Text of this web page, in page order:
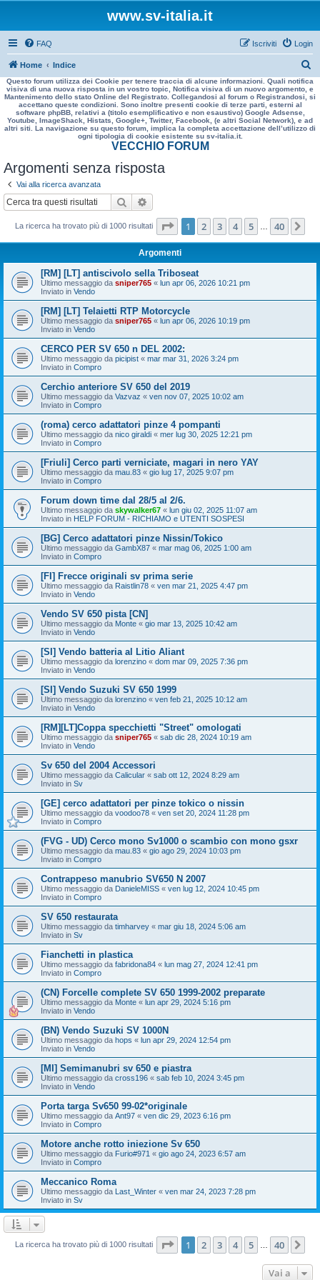
www.sv-italia.it
FAQ Login
Iscriviti
Home Indice
e
r
a
Questo forum utilizza dei Cookie per tenere traccia di alcune informazioni. Quali notifica
visiva di una nuova risposta in un vostro topic, Notifica visiva di un nuovo argomento, e
Mantenimento dello stato Online del Registrato. Collegandosi al forum o Registrandosi, si
accettano queste condizioni. Sono inoltre presenti cookie di terze parti, esterni al
software phpBB, relativi a (titolo esemplificativo e non esaustivo) Google Adsense,
Youtube, ImageShack, Histats, Google+, Twitter, Facebook, (e altri Social Network), e ad
altri siti. La navigazione su questo forum, implica la completa accettazione dell’utilizzo di
ogni tipologia di cookie esistente su sv-italia.it.
VECCHIO FORUM
Argomenti senza risposta
Vai alla ricerca avanzata
Cerca
La ricerca ha trovato più di 1000 risultati Pagina di 40
1 2 3 4 5 40
Argomenti
[RM] [LT] antiscivolo sella Triboseat
Ultimo messaggio da sniper765 « lun apr 06, 2026 10:21 pm
Inviato in Vendo
[RM] [LT] Telaietti RTP Motorcycle
Ultimo messaggio da sniper765 « lun apr 06, 2026 10:19 pm
Inviato in Vendo
CERCO PER SV 650 n DEL 2002:
Ultimo messaggio da picipist « mar mar 31, 2026 3:24 pm
Inviato in Compro
Cerchio anteriore SV 650 del 2019
Ultimo messaggio da Vazvaz « ven nov 07, 2025 10:02 am
Inviato in Compro
(roma) cerco adattatori pinze 4 pompanti
Ultimo messaggio da nico giraldi « mer lug 30, 2025 12:21 pm
Inviato in Compro
[Friuli] Cerco parti verniciate, magari in nero YAY
Ultimo messaggio da mau.83 « gio lug 17, 2025 9:07 pm
Inviato in Compro
Forum down time dal 28/5 al 2/6.
Ultimo messaggio da skywalker67 « lun giu 02, 2025 11:07 am
Inviato in HELP FORUM - RICHIAMO e UTENTI SOSPESI
[BG] Cerco adattatori pinze Nissin/Tokico
Ultimo messaggio da GambX87 « mar mag 06, 2025 1:00 am
Inviato in Compro
[FI] Frecce originali sv prima serie
Ultimo messaggio da Raistlin78 « ven mar 21, 2025 4:47 pm
Inviato in Vendo
Vendo SV 650 pista [CN]
Ultimo messaggio da Monte « gio mar 13, 2025 10:42 am
Inviato in Vendo
[SI] Vendo batteria al Litio Aliant
Ultimo messaggio da lorenzino « dom mar 09, 2025 7:36 pm
Inviato in Vendo
[SI] Vendo Suzuki SV 650 1999
Ultimo messaggio da lorenzino « ven feb 21, 2025 10:12 am
Inviato in Vendo
[RM][LT]Coppa specchietti "Street" omologati
Ultimo messaggio da sniper765 « sab dic 28, 2024 10:19 am
Inviato in Vendo
Sv 650 del 2004 Accessori
Ultimo messaggio da Calicular « sab ott 12, 2024 8:29 am
Inviato in Sv
[GE] cerco adattatori per pinze tokico o nissin
Ultimo messaggio da voodoo78 « ven set 20, 2024 11:28 pm
Inviato in Compro
(FVG - UD) Cerco mono Sv1000 o scambio con mono gsxr
Ultimo messaggio da mau.83 « gio ago 29, 2024 10:03 pm
Inviato in Compro
Contrappeso manubrio SV650 N 2007
Ultimo messaggio da DanieleMISS « ven lug 12, 2024 10:45 pm
Inviato in Compro
SV 650 restaurata
Ultimo messaggio da timharvey « mar giu 18, 2024 5:06 am
Inviato in Sv
Fianchetti in plastica
Ultimo messaggio da fabridona84 « lun mag 27, 2024 12:41 pm
Inviato in Compro
(CN) Forcelle complete SV 650 1999-2002 preparate
Ultimo messaggio da Monte « lun apr 29, 2024 5:16 pm
Inviato in Vendo
(BN) Vendo Suzuki SV 1000N
Ultimo messaggio da hops « lun apr 29, 2024 12:54 pm
Inviato in Vendo
[MI] Semimanubri sv 650 e piastra
Ultimo messaggio da cross196 « sab feb 10, 2024 3:45 pm
Inviato in Vendo
Porta targa Sv650 99-02*originale
Ultimo messaggio da Ant97 « ven dic 29, 2023 6:16 pm
Inviato in Compro
Motore anche rotto iniezione Sv 650
Ultimo messaggio da Furio#971 « gio ago 24, 2023 6:57 am
Inviato in Compro
Meccanico Roma
Ultimo messaggio da Last_Winter « ven mar 24, 2023 7:28 pm
Inviato in Sv
La ricerca ha trovato più di 1000 risultati Pagina di 40
1 2 3 4 5 40
Vai a